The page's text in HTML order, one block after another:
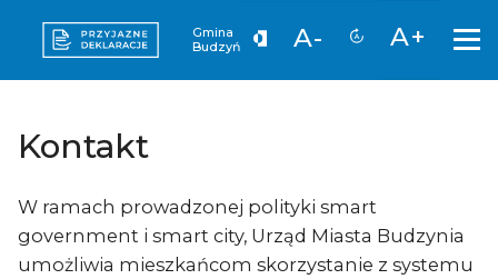
Gmina
Budzyń
A- A+
Kontakt
W ramach prowadzonej polityki smart
government i smart city, Urząd Miasta Budzynia
umożliwia mieszkańcom skorzystanie z systemu